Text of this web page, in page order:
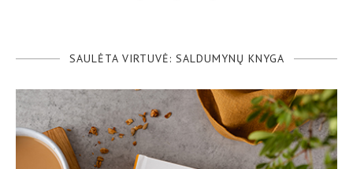
SAULĖTA VIRTUVĖ: SALDUMYNŲ KNYGA